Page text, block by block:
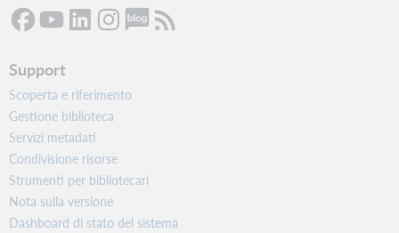
Support
Scoperta e riferimento
Gestione biblioteca
Servizi metadati
Condivisione risorse
Strumenti per bibliotecari
Nota sulla versione
Dashboard di stato del sistema